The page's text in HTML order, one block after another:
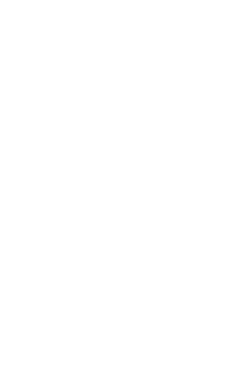
do serwisu